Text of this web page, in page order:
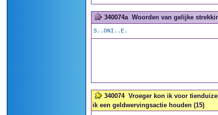
340074a Woorden van gelijke
S..ONI..E.
340074 Vroeger kon ik voor
ik een geldwervingsactie houden (15)